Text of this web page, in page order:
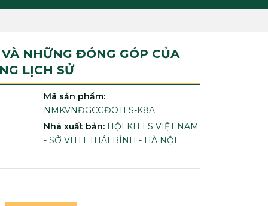
NHỮNG ĐÓNG GÓP CỦA
LỊCH SỬ
Mã sản phẩm:
NMKVNĐGCGĐOTLS-K8A
Nhà xuất bản: HỘI KH LS VIỆT NAM
- SỞ VHTT THÁI BÌNH - HÀ NỘI